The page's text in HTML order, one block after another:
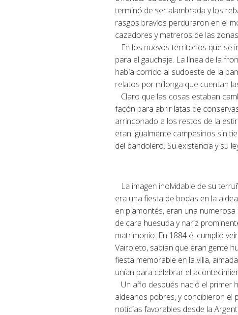
terminó de ser alambrada y los
rasgos bravíos perduraron en el
cazadores y matreros de las
En los nuevos territorios que se
para el gauchaje. La línea de la
había corrido al sudoeste de la
relatos por milonga que cuentan
Claro que las cosas estaban
facón para abrir latas de
arrinconado a los restos de la
eran igualmente campesinos sin
del bandolero. Su existencia y su
La imagen inolvidable de su
era una fiesta de bodas en la
en piamontés, eran una
de cara huesuda y nariz
matrimonio. En 1884 él cumplió
Vairoleto, sabían que eran gente
fiesta memorable en la villa,
unían para celebrar el
Un año después nació el primer
aldeanos pobres, y concibieron el
noticias favorables desde la